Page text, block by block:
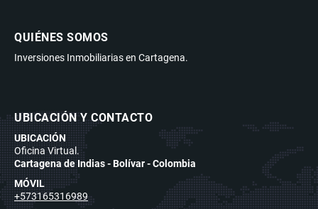
QUIÉNES SOMOS
Inversiones Inmobiliarias en Cartagena.
UBICACIÓN Y CONTACTO
UBICACIÓN
Oficina Virtual.
Cartagena de Indias - Bolívar - Colombia
MÓVIL
+573165316989